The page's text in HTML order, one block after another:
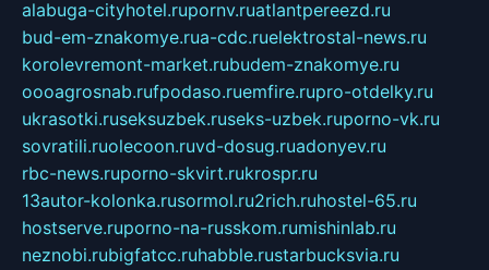
alabuga-cityhotel.rupornv.ruatlantpereezd.ru
bud-em-znakomye.rua-cdc.ruelektrostal-news.ru
korolevremont-market.rubudem-znakomye.ru
oooagrosnab.rufpodaso.ruemfire.rupro-otdelky.ru
ukrasotki.ruseksuzbek.ruseks-uzbek.ruporno-vk.ru
sovratili.ruolecoon.ruvd-dosug.ruadonyev.ru
rbc-news.ruporno-skvirt.rukrospr.ru
13autor-kolonka.rusormol.ru2rich.ruhostel-65.ru
hostserve.ruporno-na-russkom.rumishinlab.ru
neznobi.rubigfatcc.ruhabble.rustarbucksvia.ru